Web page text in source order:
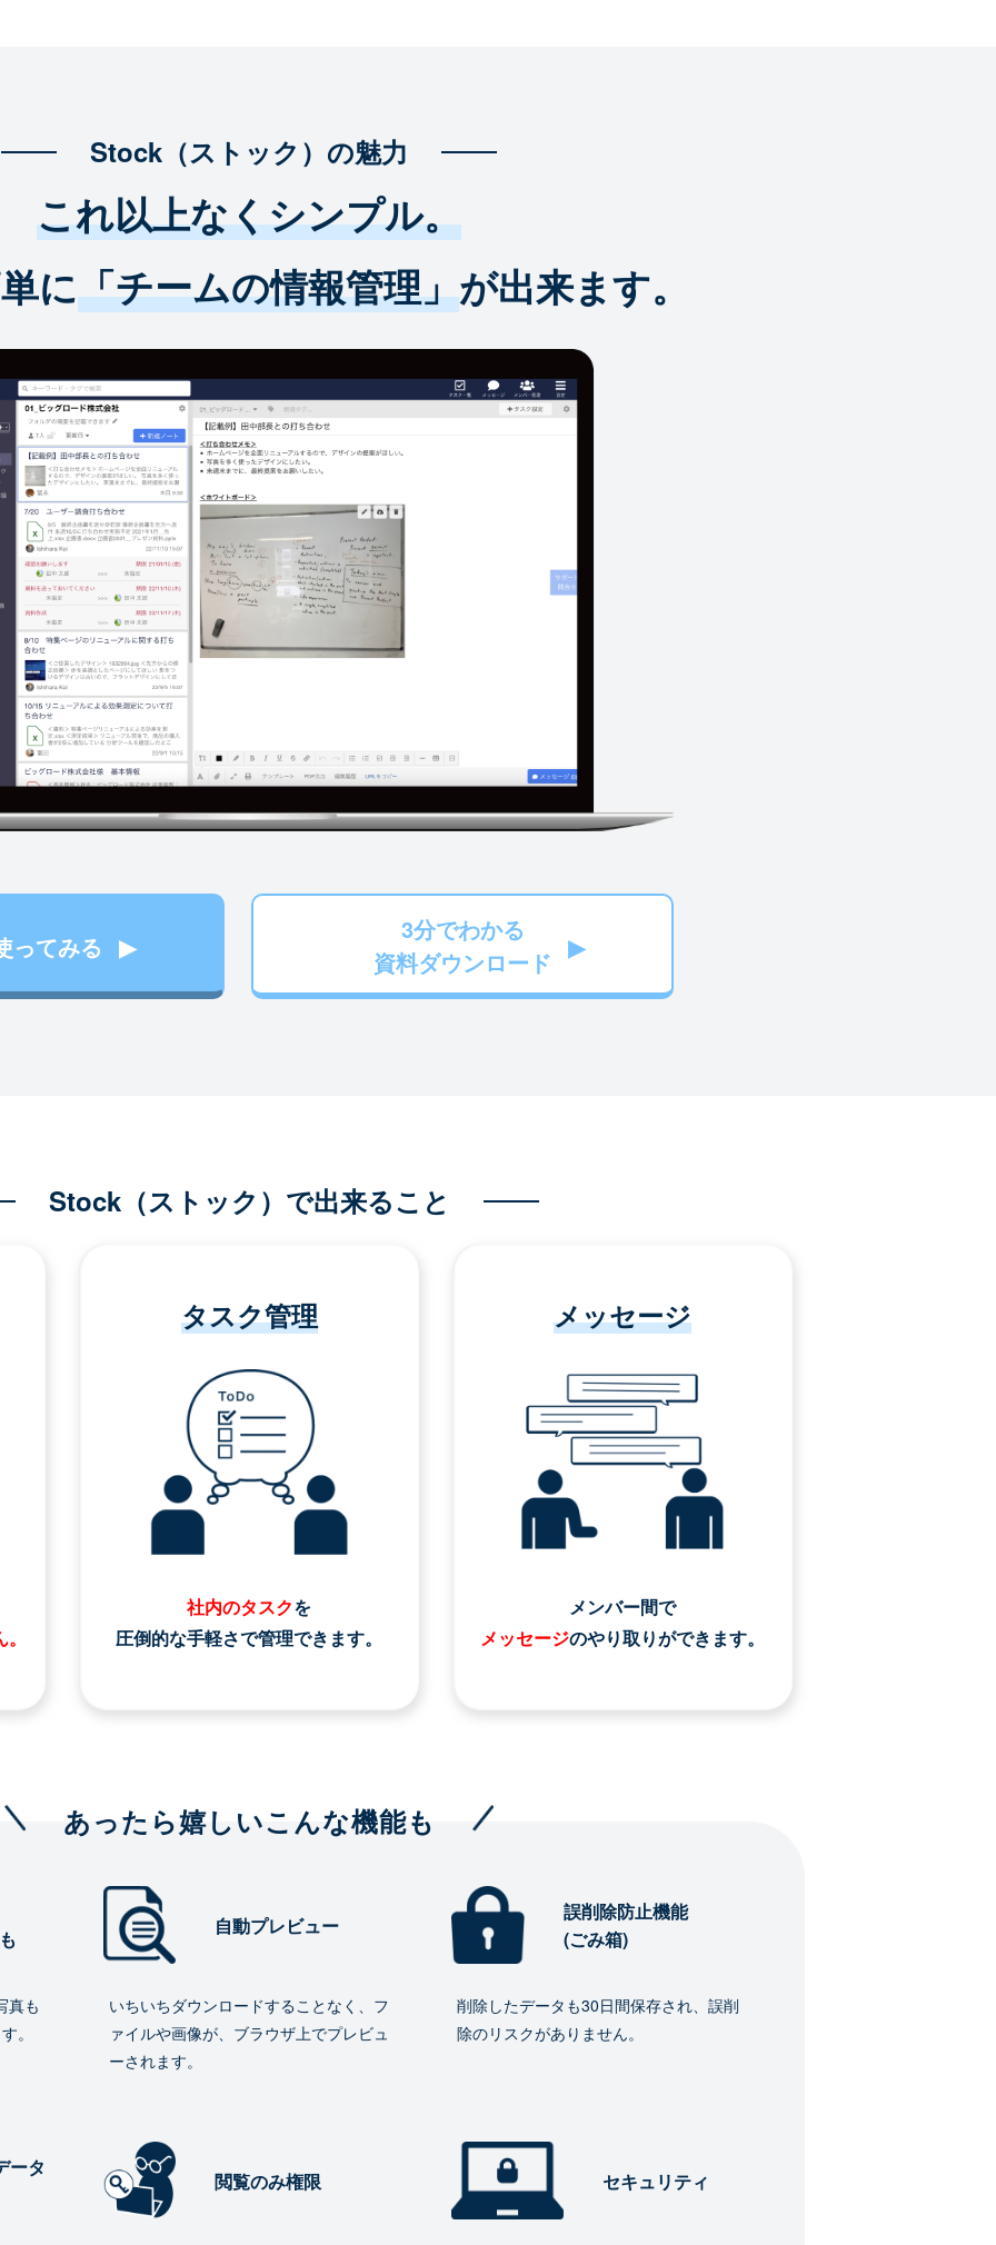
Stock（ストック）の魅力
これ以上なくシンプル。
に「チームの情報管理」が出来ます。
ってみる
3分でわかる
資料ダウンロード
Stock（ストック）で出来ること
タスク管理
社内のタスクを
圧倒的な手軽さで管理できます。
メッセージ
メンバー間で
メッセージのやり取りができます。
あったら嬉しいこんな機能も
真も
。
自動プレビュー
いちいちダウンロードすることなく、フ
ァイルや画像が、ブラウザ上でプレビュ
ーされます。
誤削除防止機能
(ごみ箱)
削除したデータも30日間保存され、誤削
除のリスクがありません。
ータ
閲覧のみ権限 セキュリティ